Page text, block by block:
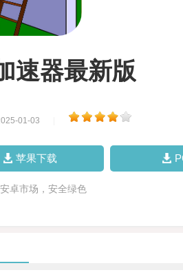
速器最新版
01-03
苹果下载
安卓市场，安全绿色